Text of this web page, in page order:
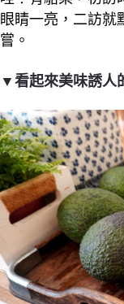
眼睛一亮，二訪就
嘗。
▼看起來美味誘人